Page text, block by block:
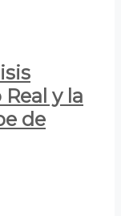
y la
de